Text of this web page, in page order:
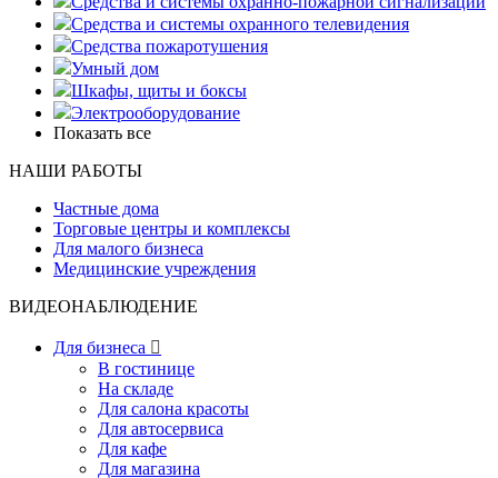
Средства и системы охранного телевидения
Средства пожаротушения
Умный дом
Шкафы, щиты и боксы
Электрооборудование
Показать все
НАШИ РАБОТЫ
Частные дома
Торговые центры и комплексы
Для малого бизнеса
Медицинские учреждения
ВИДЕОНАБЛЮДЕНИЕ
Для бизнеса 
В гостинице
На складе
Для салона красоты
Для автосервиса
Для кафе
Для магазина